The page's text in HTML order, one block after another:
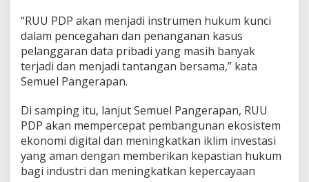
“RUU PDP akan menjadi instrumen hukum kunci
dalam pencegahan dan penanganan kasus
pelanggaran data pribadi yang masih banyak
terjadi dan menjadi tantangan bersama,” kata
Semuel Pangerapan.
Di samping itu, lanjut Semuel Pangerapan, RUU
PDP akan mempercepat pembangunan ekosistem
ekonomi digital dan meningkatkan iklim investasi
yang aman dengan memberikan kepastian hukum
bagi industri dan meningkatkan kepercayaan